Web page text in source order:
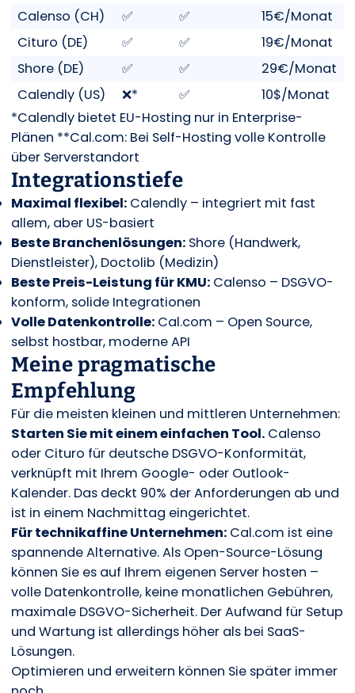
Calenso (CH)
✅ ✅
15€/Monat
Cituro (DE)
✅ ✅
19€/Monat
Shore (DE)
✅ ✅
29€/Monat
Calendly (US)
❌* ✅
10$/Monat
*Calendly bietet EU-Hosting nur in Enterprise-
Plänen **Cal.com: Bei Self-Hosting volle Kontrolle
über Serverstandort
Integrationstiefe
Maximal flexibel:Calendly – integriert mit fast
allem, aber US-basiert
Beste Branchenlösungen:Shore (Handwerk,
Dienstleister), Doctolib (Medizin)
Beste Preis-Leistung für KMU:Calenso – DSGVO-
konform, solide Integrationen
Volle Datenkontrolle:Cal.com – Open Source,
selbst hostbar, moderne API
Meine pragmatische
Empfehlung
Für die meisten kleinen und mittleren Unternehmen:
Starten Sie mit einem einfachen Tool.Calenso
oder Cituro für deutsche DSGVO-Konformität,
verknüpft mit Ihrem Google- oder Outlook-
Kalender. Das deckt 90% der Anforderungen ab und
ist in einem Nachmittag eingerichtet.
Für technikaffine Unternehmen:Cal.com ist eine
spannende Alternative. Als Open-Source-Lösung
können Sie es auf Ihrem eigenen Server hosten –
volle Datenkontrolle, keine monatlichen Gebühren,
maximale DSGVO-Sicherheit. Der Aufwand für Setup
und Wartung ist allerdings höher als bei SaaS-
Lösungen.
Optimieren und erweitern können Sie später immer